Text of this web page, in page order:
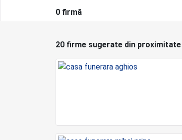
0 firmă
20 firme sugerate din